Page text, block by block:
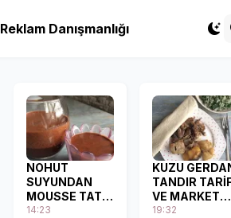
Reklam Danışmanlığı
NOHUT
SUYUNDAN
MOUSSE TATLI
TARİFİ VE
14:23
KUZU
TANDIR
VE MARKET
FİYATLARI
19:32